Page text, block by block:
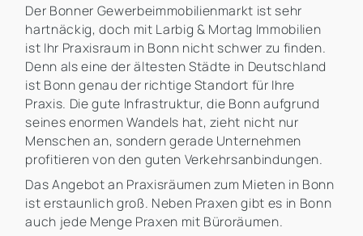
Der Bonner Gewerbeimmobilienmarkt ist sehr
hartnäckig, doch mit Larbig & Mortag Immobilien
ist Ihr Praxisraum in Bonn nicht schwer zu finden.
Denn als eine der ältesten Städte in Deutschland
ist Bonn genau der richtige Standort für Ihre
Praxis. Die gute Infrastruktur, die Bonn aufgrund
seines enormen Wandels hat, zieht nicht nur
Menschen an, sondern gerade Unternehmen
profitieren von den guten Verkehrsanbindungen.
Das Angebot an Praxisräumen zum Mieten in Bonn
ist erstaunlich groß. Neben Praxen gibt es in Bonn
auch jede Menge Praxen mit Büroräumen.